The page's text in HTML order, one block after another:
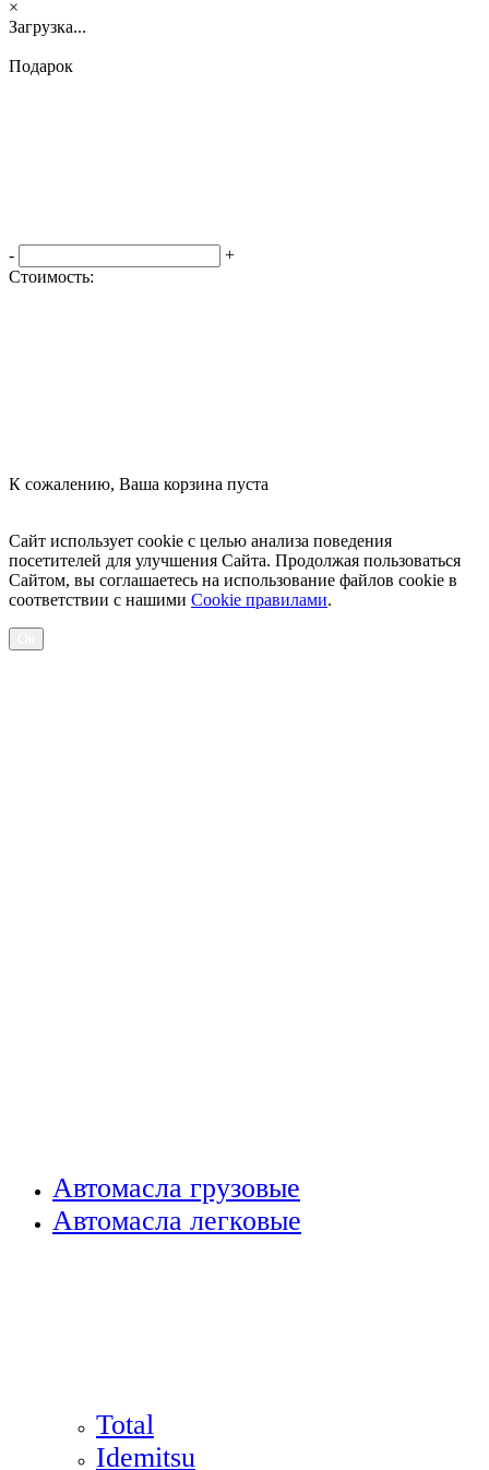
×
Загрузка...
Подарок
-
+
Стоимость:
К сожалению, Ваша корзина пуста
Сайт использует cookie с целью анализа поведения
посетителей для улучшения Сайта. Продолжая пользоваться
Сайтом, вы соглашаетесь на использование файлов cookie в
соответствии с нашими Cookiе правилами.
Автомасла грузовые
Автомасла легковые
Total
Idemitsu